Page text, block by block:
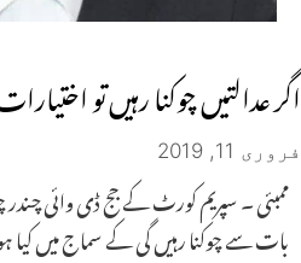
اگر عدالتیں چوکنا رہیں تو
فروری 11, 2019
ممبئی ۔ سپریم کورٹ کے جج ڈی وائی
بات سے چوکنا رہیں گی کے سماج میں کیا